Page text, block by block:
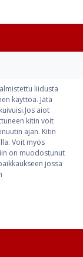
liidusta
käyttöä. Jätä
aiot
kitin voit
ajan. Kitin
Voit myös
on muodostunut
jossa